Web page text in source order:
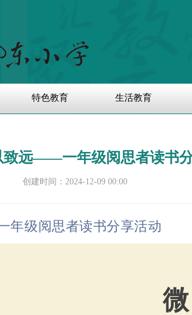
特色教育 生活教育
致远——一年级阅思者读书
创建时间： 2024-12-09 00:00
年级阅思者读书分享活动